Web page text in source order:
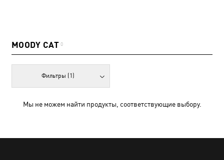
MOODY CAT 0
Фильтры (1)
Мы не можем найти продукты, соответствующие выбору.